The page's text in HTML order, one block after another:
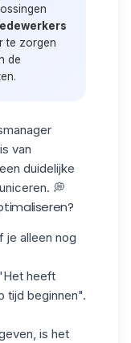
te zorgen
de
van
duidelijke
💭
je alleen nog
heeft
tijd beginnen".
is het